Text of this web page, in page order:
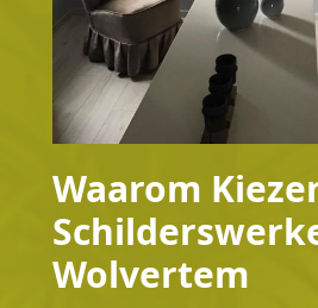
Waarom
Wolvertem